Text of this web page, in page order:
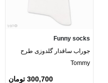
Funny socks
جوراب ساقدار گلدوزی طرح
Tommy
300,700 تومان